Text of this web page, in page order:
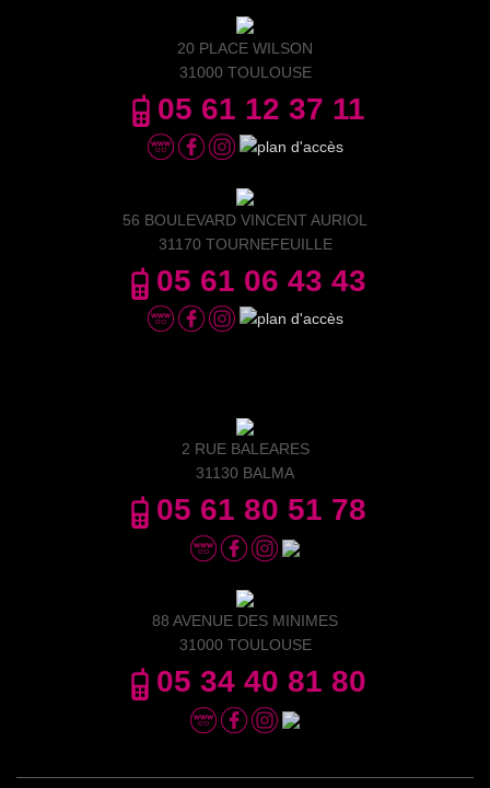
20 PLACE WILSON
31000 TOULOUSE
05 61 12 37 11
56 BOULEVARD VINCENT AURIOL
31170 TOURNEFEUILLE
05 61 06 43 43
2 RUE BALEARES
31130 BALMA
05 61 80 51 78
88 AVENUE DES MINIMES
31000 TOULOUSE
05 34 40 81 80